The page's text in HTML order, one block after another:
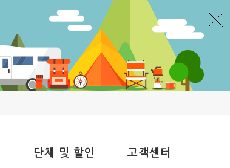
단체 및 할인 고객센터